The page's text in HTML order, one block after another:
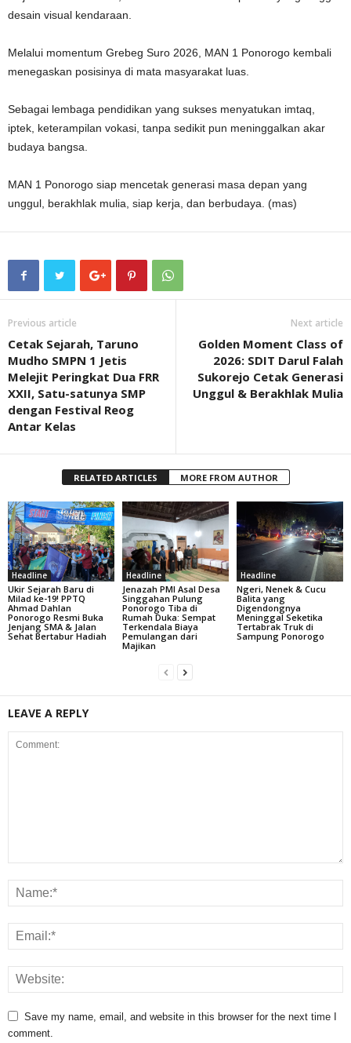
desain visual kendaraan.
Melalui momentum Grebeg Suro 2026, MAN 1 Ponorogo kembali
menegaskan posisinya di mata masyarakat luas.
Sebagai lembaga pendidikan yang sukses menyatukan imtaq,
iptek, keterampilan vokasi, tanpa sedikit pun meninggalkan akar
budaya bangsa.
MAN 1 Ponorogo siap mencetak generasi masa depan yang
unggul, berakhlak mulia, siap kerja, dan berbudaya. (mas)
Previous article
Cetak Sejarah, Taruno
Mudho SMPN 1 Jetis
Melejit Peringkat Dua FRR
XXII, Satu-satunya SMP
dengan Festival Reog
Antar Kelas
Next article
Golden Moment Class of
2026: SDIT Darul Falah
Sukorejo Cetak Generasi
Unggul & Berakhlak Mulia
RELATED ARTICLES MORE FROM AUTHOR
Headline
Ukir Sejarah Baru di
Milad ke-19! PPTQ
Ahmad Dahlan
Ponorogo Resmi Buka
Jenjang SMA & Jalan
Sehat Bertabur Hadiah
Headline
Jenazah PMI Asal Desa
Singgahan Pulung
Ponorogo Tiba di
Rumah Duka: Sempat
Terkendala Biaya
Pemulangan dari
Majikan
Headline
Ngeri, Nenek & Cucu
Balita yang
Digendongnya
Meninggal Seketika
Tertabrak Truk di
Sampung Ponorogo
LEAVE A REPLY
Save my name, email, and website in this browser for the next time I
comment.